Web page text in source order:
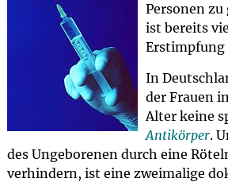
Personen zu
ist bereits
Erstimpfung
In
der Frauen
Alter keine
Antikörper.
des Ungeborenen durch eine
verhindern, ist eine zweimalige